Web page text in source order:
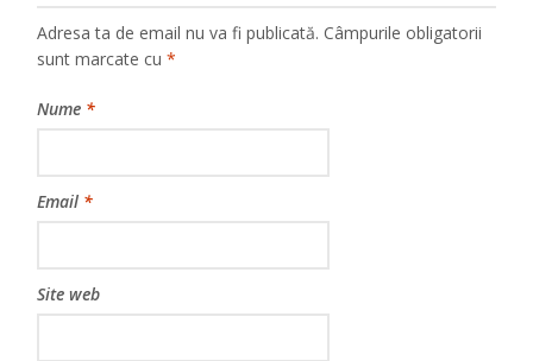
Adresa ta de email nu va fi publicată. Câmpurile obligatorii
sunt marcate cu*
Nume *
Email *
Site web